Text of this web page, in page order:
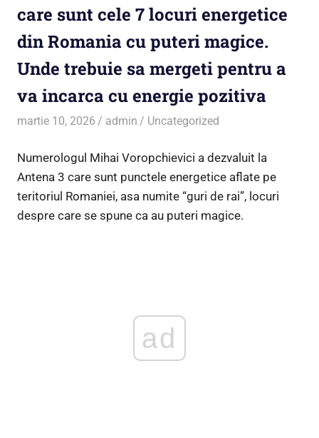
care sunt cele 7 locuri energetice
din Romania cu puteri magice.
Unde trebuie sa mergeti pentru a
va incarca cu energie pozitiva
martie 10, 2026 admin Uncategorized
Numerologul Mihai Voropchievici a dezvaluit la
Antena 3 care sunt punctele energetice aflate pe
teritoriul Romaniei, asa numite “guri de rai”, locuri
despre care se spune ca au puteri magice.
ad